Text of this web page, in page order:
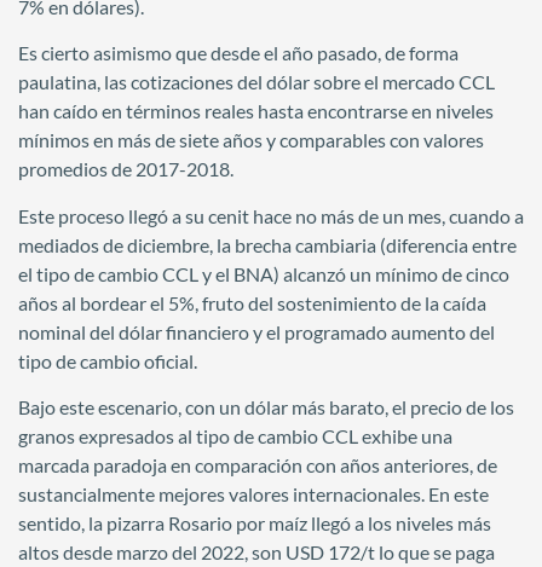
7% en dólares).
Es cierto asimismo que desde el año pasado, de forma
paulatina, las cotizaciones del dólar sobre el mercado CCL
han caído en términos reales hasta encontrarse en niveles
mínimos en más de siete años y comparables con valores
promedios de 2017-2018.
Este proceso llegó a su cenit hace no más de un mes, cuando a
mediados de diciembre, la brecha cambiaria (diferencia entre
el tipo de cambio CCL y el BNA) alcanzó un mínimo de cinco
años al bordear el 5%, fruto del sostenimiento de la caída
nominal del dólar financiero y el programado aumento del
tipo de cambio oficial.
Bajo este escenario, con un dólar más barato, el precio de los
granos expresados al tipo de cambio CCL exhibe una
marcada paradoja en comparación con años anteriores, de
sustancialmente mejores valores internacionales. En este
sentido, la pizarra Rosario por maíz llegó a los niveles más
altos desde marzo del 2022, son USD 172/t lo que se paga